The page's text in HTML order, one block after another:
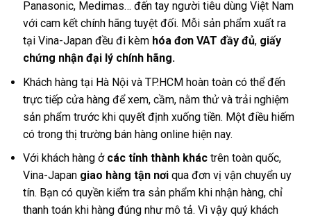
Panasonic, Medimas… đến tay người tiêu dùng Việt Nam
với cam kết chính hãng tuyệt đối. Mỗi sản phẩm xuất ra
tại Vina-Japan đều đi kèm hóa đơn VAT đầy đủ, giấy
chứng nhận đại lý chính hãng.
Khách hàng tại Hà Nội và TP.HCM hoàn toàn có thể đến
trực tiếp cửa hàng để xem, cầm, nằm thử và trải nghiệm
sản phẩm trước khi quyết định xuống tiền. Một điều hiếm
có trong thị trường bán hàng online hiện nay.
Với khách hàng ở các tỉnh thành khác trên toàn quốc,
Vina-Japan giao hàng tận nơi qua đơn vị vận chuyển uy
tín. Bạn có quyền kiểm tra sản phẩm khi nhận hàng, chỉ
thanh toán khi hàng đúng như mô tả. Vì vậy quý khách